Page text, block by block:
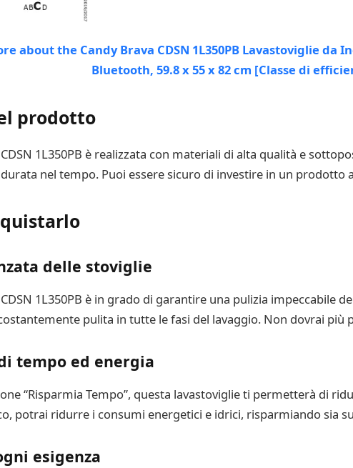
prodotto
CDSN 1L350PB è realizzata con materiali di alta qualità e
nel tempo. Puoi essere sicuro di investire in un prodotto
delle stoviglie
CDSN 1L350PB è in grado di garantire una pulizia impeccabile
pulita in tutte le fasi del lavaggio. Non dovrai
tempo ed energia
“Risparmia Tempo”, questa lavastoviglie ti permetterà di
potrai ridurre i consumi energetici e idrici, risparmiando sia
esigenza